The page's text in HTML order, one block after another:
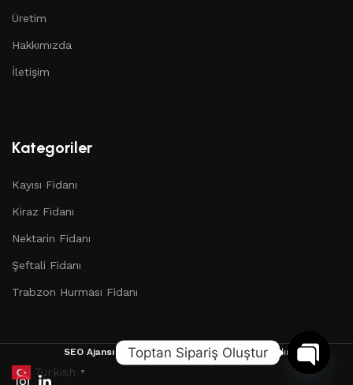
Üretim
Hakkımızda
İletişim
Kategoriler
Kayısı Fidanı
Kiraz Fidanı
Nektarin Fidanı
Şeftali Fidanı
Trabzon Hurması Fidanı
SEO Ajansı 2025 Copyright | Tüm Hakları Saklıdır
Turkish ▼
Toptan Sipariş Oluştur